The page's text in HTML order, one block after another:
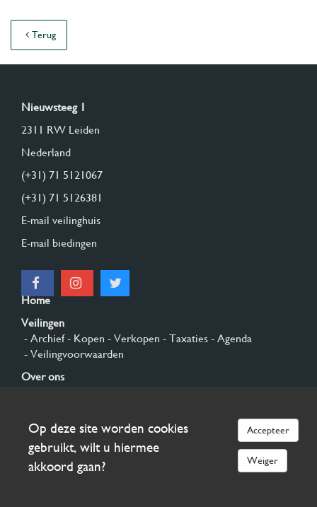
Terug
Nieuwsteeg 1
2311 RW Leiden
Nederland
(+31) 71 5121067
(+31) 71 5126381
E-mail veilinghuis
E-mail biedingen
Home
Veilingen
- Archief- Kopen - Verkopen - Taxaties - Agenda
- Veilingvoorwaarden
Over ons
Aanmelden
Op deze site worden cookies
gebruikt, wilt u hiermee
akkoord gaan?
Accepteer
Weiger